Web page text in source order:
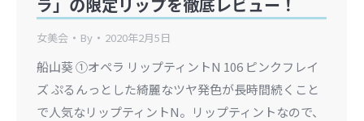
女美会 By 2020年2月5日
船山葵 ①オペラ リップティントN 106 ピンクフレイ
ズ ぷるんっとした綺麗なツヤ発色が長時間続くこと
で人気なリップティントN。リップティントなので、